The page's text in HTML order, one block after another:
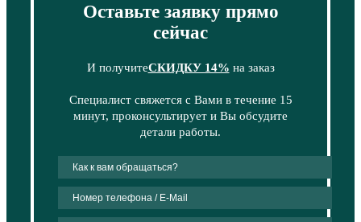
Оставьте заявку прямо
сейчас
И получитеСКИДКУ 14% на заказ
Специалист свяжется с Вами в течение 15
минут, проконсультирует и Вы обсудите
детали работы.